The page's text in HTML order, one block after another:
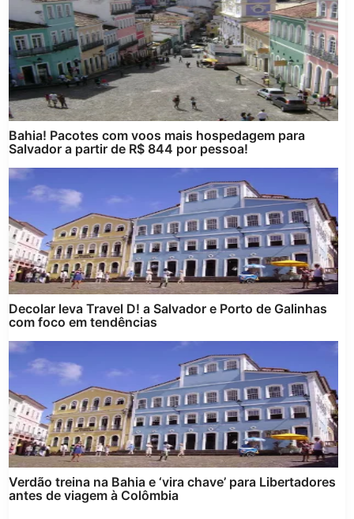
Bahia! Pacotes com voos mais hospedagem para
Salvador a partir de R$ 844 por pessoa!
Decolar leva Travel D! a Salvador e Porto de Galinhas
com foco em tendências
Verdão treina na Bahia e ‘vira chave’ para Libertadores
antes de viagem à Colômbia